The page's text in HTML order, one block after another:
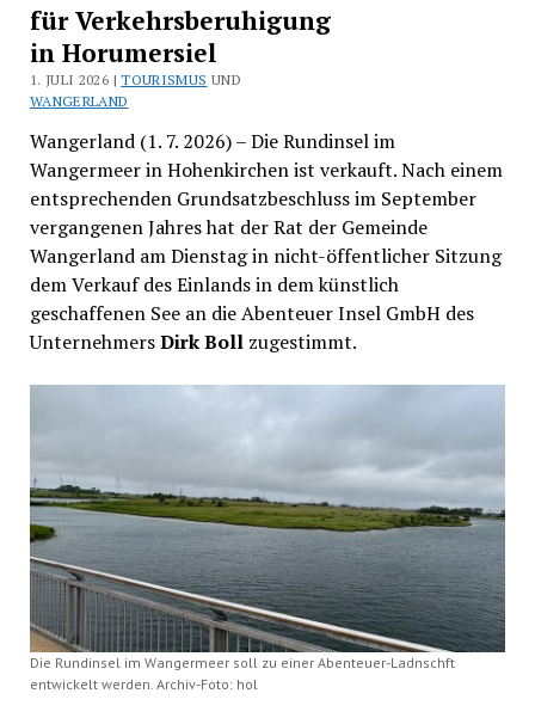
für Verkehrsberuhigung
in Horumersiel
1. JULI 2026 |TOURISMUS UND
WANGERLAND
Wangerland (1. 7. 2026) – Die Rundinsel im
Wangermeer in Hohenkirchen ist verkauft. Nach einem
entsprechenden Grundsatzbeschluss im September
vergangenen Jahres hat der Rat der Gemeinde
Wangerland am Dienstag in nicht-öffentlicher Sitzung
dem Verkauf des Einlands in dem künstlich
geschaffenen See an die Abenteuer Insel GmbH des
UnternehmersDirk Bollzugestimmt.
Die Rundinsel im Wangermeer soll zu einer Abenteuer-Ladnschft
entwickelt werden. Archiv-Foto: hol